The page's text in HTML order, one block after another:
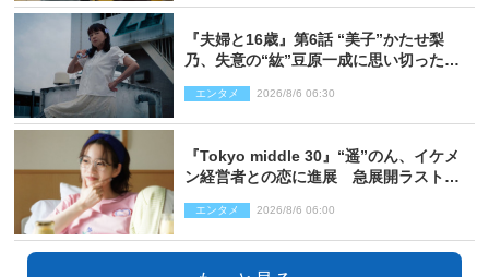
『夫婦と16歳』第6話 “美子”かたせ梨
乃、失意の“紘”豆原一成に思い切ったプ
エンタメ 2026/8/6 06:30
『Tokyo middle 30』“遥”のん、イケメ
ン経営者との恋に進展 急展開ラストに
エンタメ 2026/8/6 06:00